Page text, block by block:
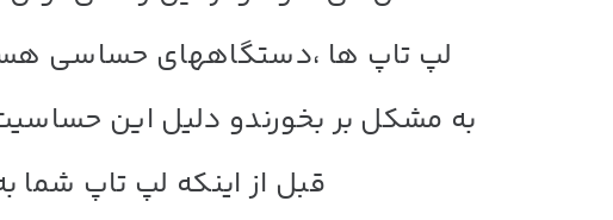
لپ تاپ ها ،دستگاههای حساسی
به مشکل بر بخورندو دلیل این حساسیت
قبل از اینکه لپ تاپ